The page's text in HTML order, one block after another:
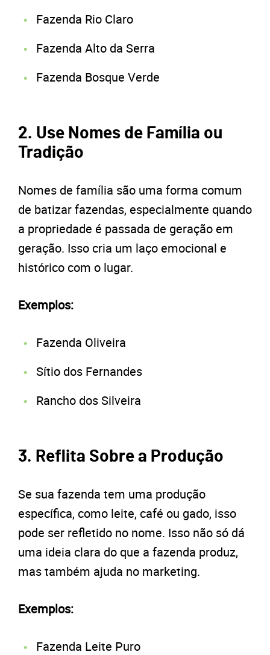
Fazenda Rio Claro
Fazenda Alto da Serra
Fazenda Bosque Verde
2. Use Nomes de Família ou
Tradição
Nomes de família são uma forma comum
de batizar fazendas, especialmente quando
a propriedade é passada de geração em
geração. Isso cria um laço emocional e
histórico com o lugar.
Exemplos:
Fazenda Oliveira
Sítio dos Fernandes
Rancho dos Silveira
3. Reflita Sobre a Produção
Se sua fazenda tem uma produção
específica, como leite, café ou gado, isso
pode ser refletido no nome. Isso não só dá
uma ideia clara do que a fazenda produz,
mas também ajuda no marketing.
Exemplos:
Fazenda Leite Puro